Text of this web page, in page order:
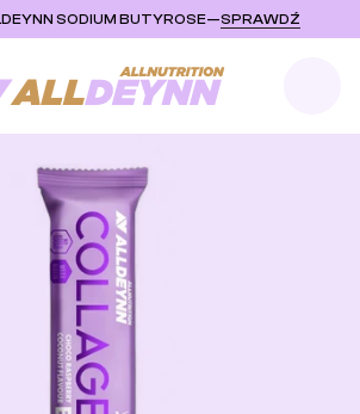
SODIUM BUTYROSE—SPRAWDŹ